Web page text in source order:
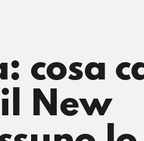
cosa
New